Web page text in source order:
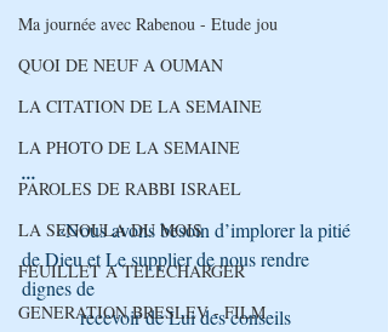
Ma journée avec Rabenou - Etude jou
QUOI DE NEUF A OUMAN
LA CITATION DE LA SEMAINE
LA PHOTO DE LA SEMAINE
PAROLES DE RABBI ISRAEL
LA SEGOULA DU MOIS
FEUILLET A TELECHARGER
GENERATION BRESLEV - FILM
...
       «Nous avons besoin d’implorer la pitié
de Dieu et Le supplier de nous rendre
dignes de
            recevoir de Lui des conseils